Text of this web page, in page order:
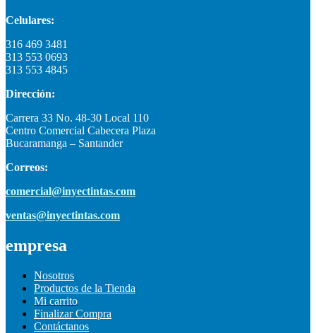
Celulares:
316 469 3481
313 553 0693
313 553 4845
Dirección:
Carrera 33 No. 48-30 Local 110
Centro Comercial Cabecera Plaza
Bucaramanga – Santander
Correos:
comercial@inyectintas.com
ventas@inyectintas.com
empresa
Nosotros
Productos de la Tienda
Mi carrito
Finalizar Compra
Contáctanos